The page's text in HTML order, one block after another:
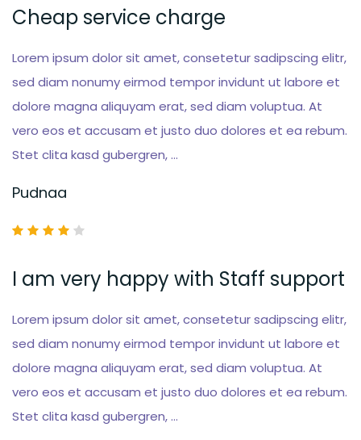
Cheap service charge
Lorem ipsum dolor sit amet, consetetur sadipscing elitr,
sed diam nonumy eirmod tempor invidunt ut labore et
dolore magna aliquyam erat, sed diam voluptua. At
vero eos et accusam et justo duo dolores et ea rebum.
Stet clita kasd gubergren, …
Pudnaa
I am very happy with Staff support
Lorem ipsum dolor sit amet, consetetur sadipscing elitr,
sed diam nonumy eirmod tempor invidunt ut labore et
dolore magna aliquyam erat, sed diam voluptua. At
vero eos et accusam et justo duo dolores et ea rebum.
Stet clita kasd gubergren, …